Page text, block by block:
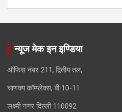
न्यूज मेक इन इण्डिया
ऑफिस नंबर 211, द्वितीय तल,
चाणक्य कॉम्प्लेक्स, बी 10-11
लक्ष्मी नगर दिल्ली 110092